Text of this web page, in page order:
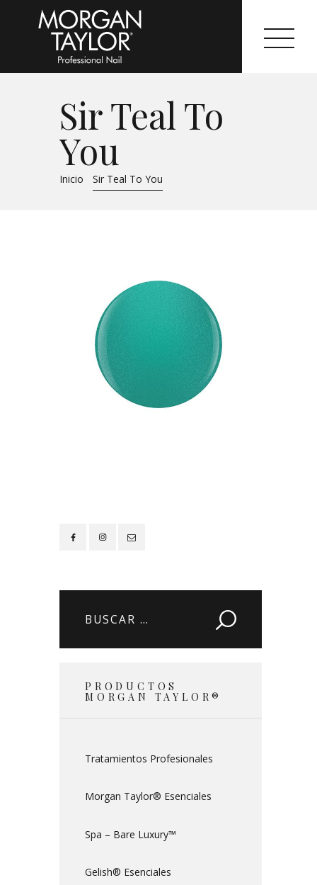
Sir Teal To
You
Inicio Sir Teal To You
Morgan Taylor®
Sistemas Profesionales
Cartas de Color
Tutoriales
Contacto
Buscar:
PRODUCTOS
MORGAN TAYLOR®
Tratamientos Profesionales
Morgan Taylor® Esenciales
Spa – Bare Luxury™
Gelish® Esenciales